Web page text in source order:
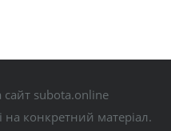
subota.online
на конкретний матеріал.